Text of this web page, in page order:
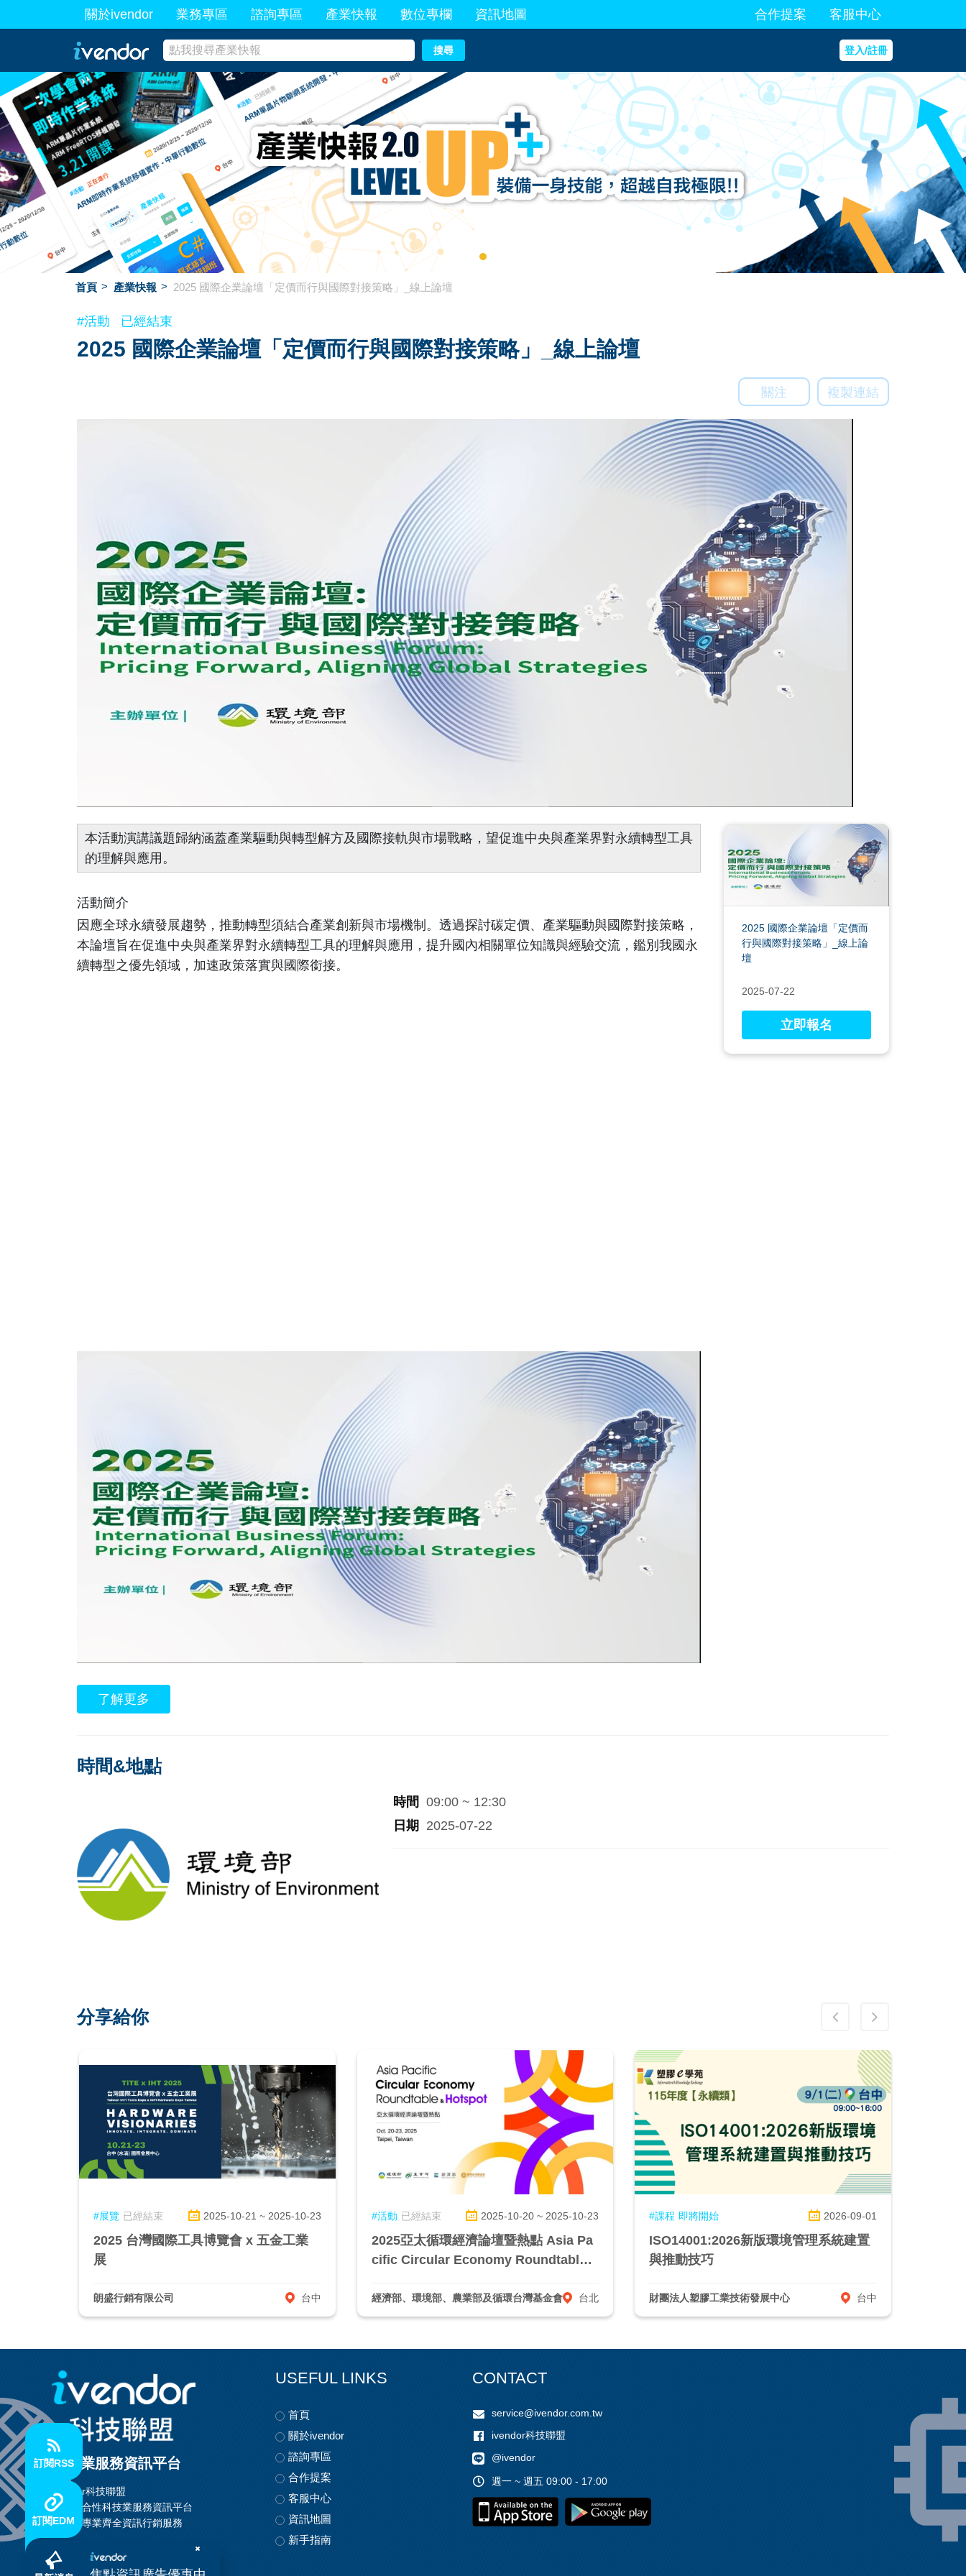
關於ivendor 業務專區
最新業務 諮詢專區 產業快報 數位專欄 資訊地圖 合作提案 客服中心
搜尋 登入/註冊
首頁 產業快報 2025 國際企業論壇「定價而行與國際對接策略」_線上論壇
#活動 已經結束
2025 國際企業論壇「定價而行與國際對接策略」_線上論壇
關注
關注
複製連結
本活動演講議題歸納涵蓋產業驅動與轉型解方及國際接軌與市場戰略，望促進中央與產業界對永續轉型工具
的理解與應用。
活動簡介
因應全球永續發展趨勢，推動轉型須結合產業創新與市場機制。透過探討碳定價、產業驅動與國際對接策略，
本論壇旨在促進中央與產業界對永續轉型工具的理解與應用，提升國內相關單位知識與經驗交流，鑑別我國永
續轉型之優先領域，加速政策落實與國際銜接。
了解更多
2025 國際企業論壇「定價而
行與國際對接策略」_線上論
壇
2025-07-22
立即報名
時間&地點
時間 09:00 ~ 12:30
日期
2025-07-22
分享給你
#展覽 已經結束 2025-10-21 ~ 2025-10-23
2025 台灣國際工具博覽會 x 五金工業
展
朗盛行銷有限公司 台中
#活動 已經結束 2025-10-20 ~ 2025-10-23
2025亞太循環經濟論壇暨熱點 Asia Pa
cific Circular Economy Roundtable
經濟部、環境部、農業部及循環台灣基金會 台北
#課程 即將開始 2026-09-01
ISO14001:2026新版環境管理系統建置
與推動技巧
財團法人塑膠工業技術發展中心 台中
訂閱RSS
訂閱EDM
科技業服務資訊平台
ivendor科技聯盟
首創整合性科技業服務資訊平台
提供最專業齊全資訊行銷服務
USEFUL LINKS
首頁
關於ivendor
諮詢專區
合作提案
客服中心
資訊地圖
新手指南
CONTACT
service@ivendor.com.tw
ivendor科技聯盟
@ivendor
週一 ~ 週五 09:00 - 17:00